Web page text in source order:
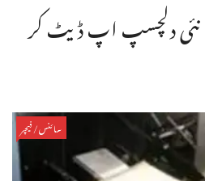
دلچسپ اپ ڈیٹ کر
سائنس/فیچر